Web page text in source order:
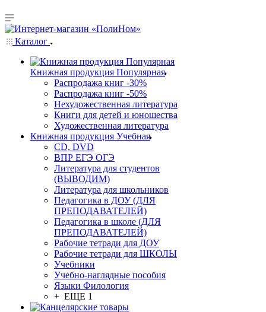
Каталог
Книжная продукция Популярная
Распродажа книг -30%
Распродажа книг -50%
Нехудожественная литература
Книги для детей и юношества
Художественная литература
Книжная продукция Учебная
CD, DVD
ВПР ЕГЭ ОГЭ
Литература для студентов
(ВЫВОДИМ)
Литература для школьников
Педагогика в ДОУ (ДЛЯ
ПРЕПОДАВАТЕЛЕЙ)
Педагогика в школе (ДЛЯ
ПРЕПОДАВАТЕЛЕЙ)
Рабочие тетради для ДОУ
Рабочие тетради для ШКОЛЫ
Учебники
Учебно-наглядные пособия
Языки Филология
+ ЕЩЕ 1